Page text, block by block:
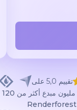
تقييم 5,0 على
Renderforest